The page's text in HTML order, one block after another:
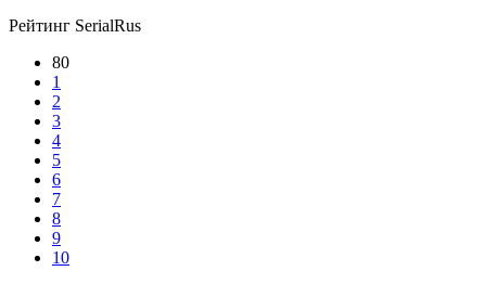
Рейтинг SerialRus
80
1
2
3
4
5
6
7
8
9
10